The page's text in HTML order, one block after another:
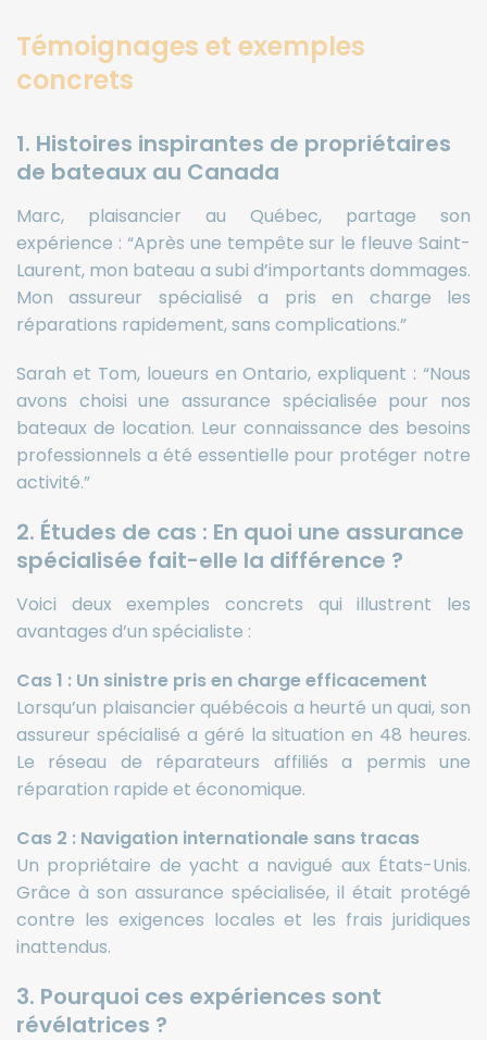
Témoignages et exemples
concrets
1. Histoires inspirantes de propriétaires
de bateaux au Canada
Marc, plaisancier au Québec, partage son
expérience : “Après une tempête sur le fleuve Saint-
Laurent, mon bateau a subi d’importants dommages.
Mon assureur spécialisé a pris en charge les
réparations rapidement, sans complications.”
Sarah et Tom, loueurs en Ontario, expliquent : “Nous
avons choisi une assurance spécialisée pour nos
bateaux de location. Leur connaissance des besoins
professionnels a été essentielle pour protéger notre
activité.”
2. Études de cas : En quoi une assurance
spécialisée fait-elle la différence ?
Voici deux exemples concrets qui illustrent les
avantages d’un spécialiste :
Cas 1 : Un sinistre pris en charge efficacement
Lorsqu’un plaisancier québécois a heurté un quai, son
assureur spécialisé a géré la situation en 48 heures.
Le réseau de réparateurs affiliés a permis une
réparation rapide et économique.
Cas 2 : Navigation internationale sans tracas
Un propriétaire de yacht a navigué aux États-Unis.
Grâce à son assurance spécialisée, il était protégé
contre les exigences locales et les frais juridiques
inattendus.
3. Pourquoi ces expériences sont
révélatrices ?